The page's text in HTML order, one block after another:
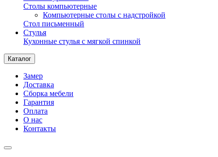
Столы компьютерные
Компьютерные столы с надстройкой
Стол письменный
Стулья
Кухонные стулья с мягкой спинкой
Каталог
Замер
Доставка
Сборка мебели
Гарантия
Оплата
О нас
Контакты